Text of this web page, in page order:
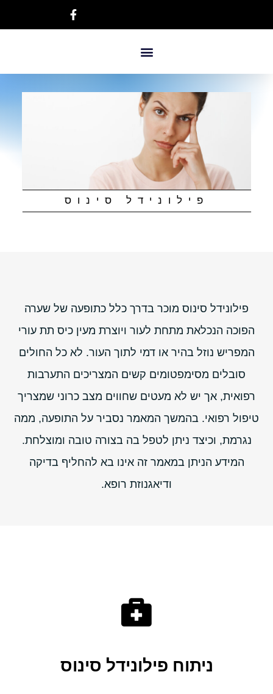
פילונידל סינוס
פילונידל סינוס מוכר בדרך כלל כתופעה של שערה
הפוכה הנכלאת מתחת לעור ויוצרת מעין כיס תת עורי
המפריש נוזל בהיר או דמי לתוך העור. לא כל החולים
סובלים מסימפטומים קשים המצריכים התערבות
רפואית, אך יש לא מעטים שחווים מצב כרוני שמצריך
טיפול רפואי. בהמשך המאמר נסביר על התופעה, ממה
נגרמת, וכיצד ניתן לטפל בה בצורה טובה ומוצלחת.
המידע הניתן במאמר זה אינו בא להחליף בדיקה
ודיאגנוזת רופא.
ניתוח פילונידל סינוס